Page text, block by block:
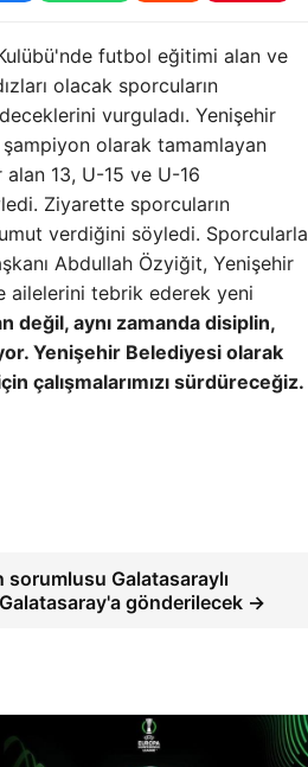
futbol eğitimi alan ve
olacak sporcuların
vurguladı. Yenişehir
şampiyon olarak tamamlayan
13, U-15 ve U-16
Ziyarette sporcuların
verdiğini söyledi. Sporcularla
Abdullah Özyiğit, Yenişehir
ailelerini tebrik ederek yeni
değil, aynı zamanda disiplin,
Yenişehir Belediyesi olarak
çalışmalarımızı sürdüreceğiz.
sorumlusu Galatasaraylı
gönderilecek →